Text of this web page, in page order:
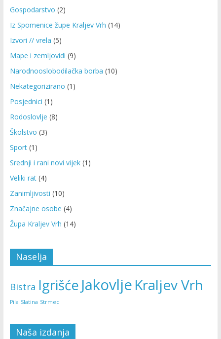
Gospodarstvo (2)
Iz Spomenice župe Kraljev Vrh (14)
Izvori // vrela (5)
Mape i zemljovidi (9)
Narodnooslobodilačka borba (10)
Nekategorizirano (1)
Posjednici (1)
Rodoslovlje (8)
Školstvo (3)
Sport(1)
Srednji i rani novi vijek(1)
Veliki rat(4)
Zanimljivosti (10)
Značajne osobe (4)
Župa Kraljev Vrh (14)
Naselja
Bistra Igrišće Jakovlje Kraljev Vrh
Pila Slatina Strmec
Naša izdanja